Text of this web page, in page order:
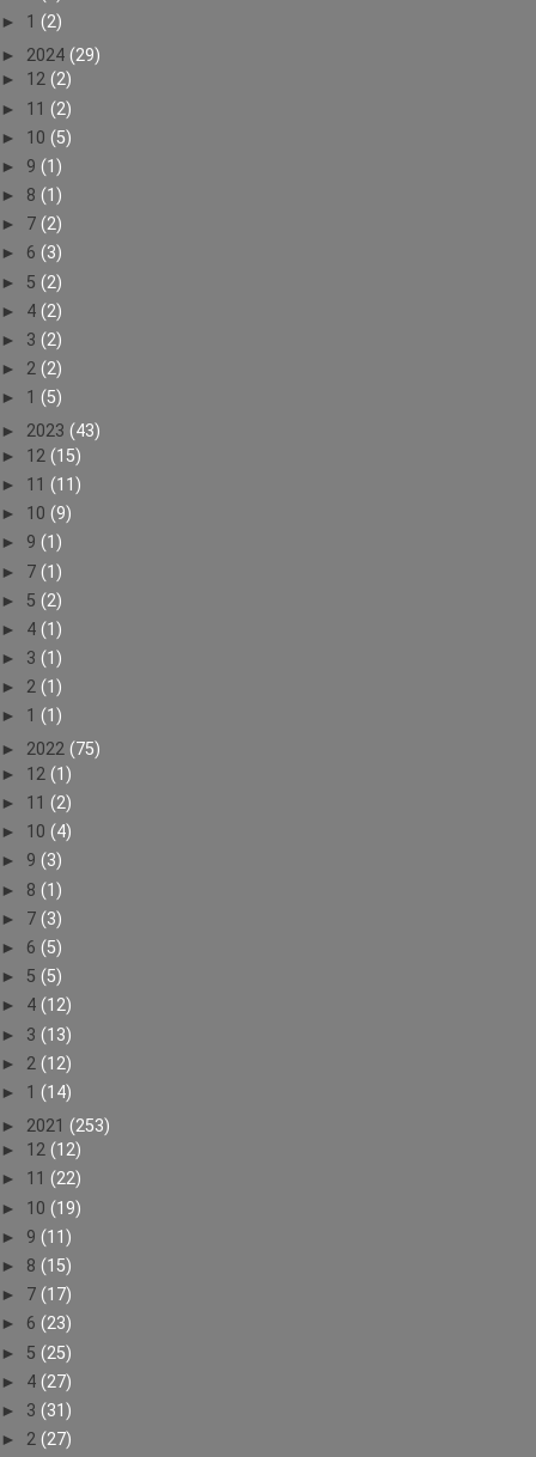
► 1 (2)
► 2024 (29)
► 12 (2)
► 11 (2)
► 10 (5)
► 9 (1)
► 8 (1)
► 7 (2)
► 6 (3)
► 5 (2)
► 4 (2)
► 3 (2)
► 2 (2)
► 1 (5)
► 2023 (43)
► 12 (15)
► 11 (11)
► 10 (9)
► 9 (1)
► 7 (1)
► 5 (2)
► 4 (1)
► 3 (1)
► 2 (1)
► 1 (1)
► 2022 (75)
► 12 (1)
► 11 (2)
► 10 (4)
► 9 (3)
► 8 (1)
► 7 (3)
► 6 (5)
► 5 (5)
► 4 (12)
► 3 (13)
► 2 (12)
► 1 (14)
► 2021 (253)
► 12 (12)
► 11 (22)
► 10 (19)
► 9 (11)
► 8 (15)
► 7 (17)
► 6 (23)
► 5 (25)
► 4 (27)
► 3 (31)
► 2 (27)